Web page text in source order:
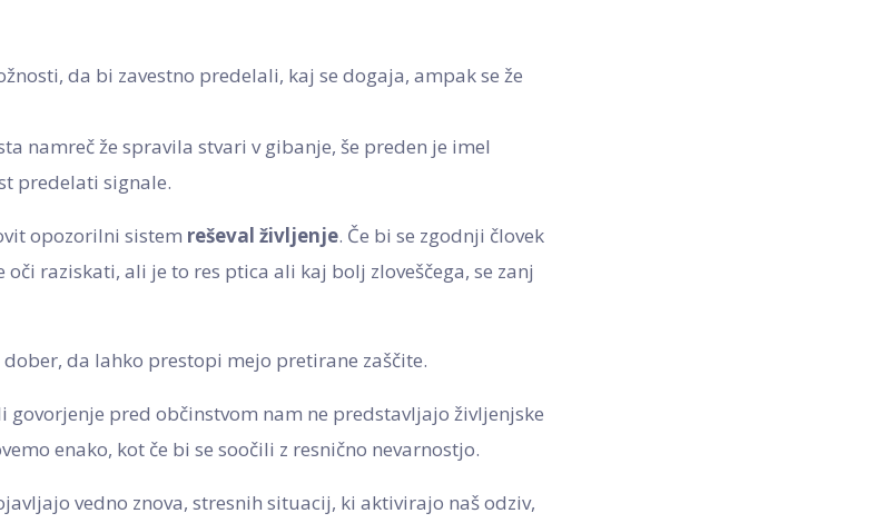
da bi zavestno predelali, kaj se dogaja, ampak se že
namreč že spravila stvari v gibanje, še preden je imel
predelati signale.
opozorilni sistem reševal življenje. Če bi se zgodnji človek
raziskati, ali je to res ptica ali kaj bolj zloveščega, se zanj
da lahko prestopi mejo pretirane zaščite.
govorjenje pred občinstvom nam ne predstavljajo življenjske
enako, kot če bi se soočili z resnično nevarnostjo.
vedno znova, stresnih situacij, ki aktivirajo naš odziv,